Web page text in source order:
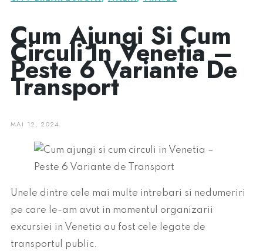
Cum Ajungi Si Cum
Circuli In Venetia –
Peste 6 Variante De
Transport
MAI 12, 2024
Unele dintre cele mai multe intrebari si nedumeriri
pe care le-am avut in momentul organizarii
excursiei in Venetia au fost cele legate de
transportul public.